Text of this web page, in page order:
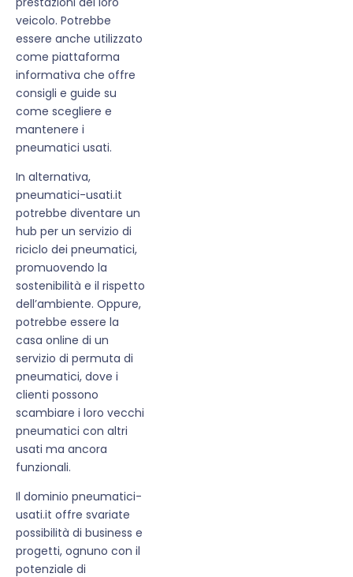
veicolo. Potrebbe
essere anche utilizzato
come piattaforma
informativa che offre
consigli e guide su
come scegliere e
mantenere i
pneumatici usati.
In alternativa,
pneumatici-usati.it
potrebbe diventare un
hub per un servizio di
riciclo dei pneumatici,
promuovendo la
sostenibilità e il rispetto
dell’ambiente. Oppure,
potrebbe essere la
casa online di un
servizio di permuta di
pneumatici, dove i
clienti possono
scambiare i loro vecchi
pneumatici con altri
usati ma ancora
funzionali.
Il dominio pneumatici-
usati.it offre svariate
possibilità di business e
progetti, ognuno con il
potenziale di